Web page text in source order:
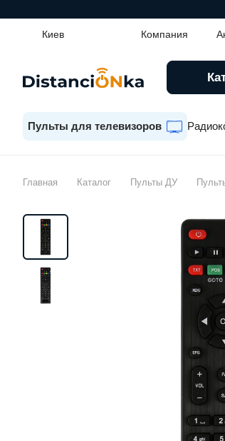
Киев Компания
Пульты для телевизоров
Главная Каталог Пульты ДУ